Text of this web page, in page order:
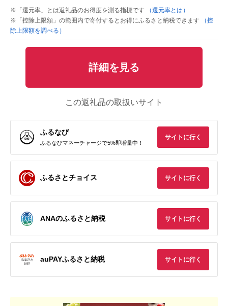
※「還元率」とは返礼品のお得度を測る指標です
（還元率とは）
※「控除上限額」の範囲内で寄付するとお得にふるさと納税できます
（控
除上限額を調べる）
詳細を見る
この返礼品の取扱いサイト
ふるなび
ふるなびマネーチャージで5%即増量中！
サイトに行く
ふるさとチョイス サイトに行く
ANAのふるさと納税 サイトに行く
auPAYふるさと納税 サイトに行く